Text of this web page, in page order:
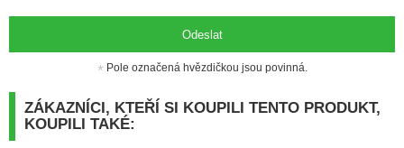
Odeslat
Pole označená hvězdičkou jsou povinná.
ZÁKAZNÍCI, KTEŘÍ SI KOUPILI TENTO PRODUKT,
KOUPILI TAKÉ: